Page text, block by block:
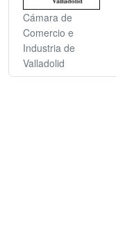
Cámara de
Comercio e
Industria de
Valladolid